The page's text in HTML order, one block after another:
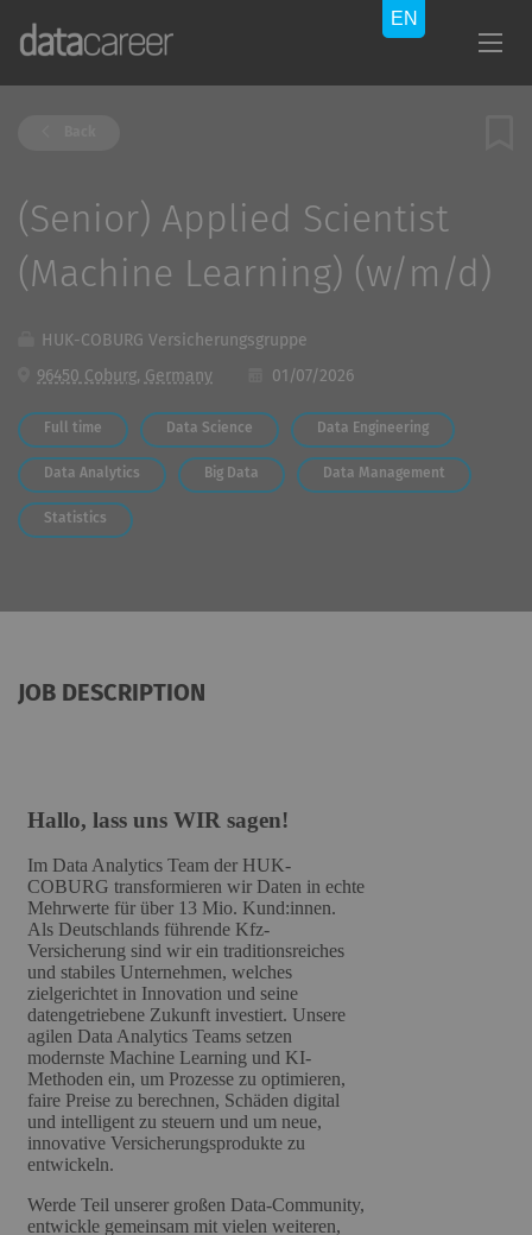
(Senior) Applied Scientist
(Machine Learning) (w/m/d)
HUK-COBURG Versicherungsgruppe
96450 Coburg, Germany 01/07/2026
Full time Data Science Data Engineering
Data Analytics Big Data Data Management
Statistics
JOB DESCRIPTION